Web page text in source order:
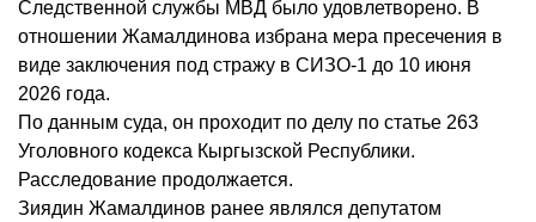
Следственной службы МВД было удовлетворено. В
отношении Жамалдинова избрана мера пресечения в
виде заключения под стражу в СИЗО-1 до 10 июня
2026 года.
По данным суда, он проходит по делу по статье 263
Уголовного кодекса Кыргызской Республики.
Расследование продолжается.
Зиядин Жамалдинов ранее являлся депутатом